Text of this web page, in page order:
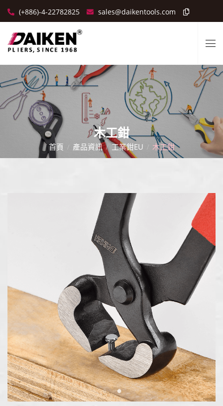
(+886)-4-22782825 sales@daikentools.com
木工鉗
首頁 產品資訊 工業鉗EU 木工鉗